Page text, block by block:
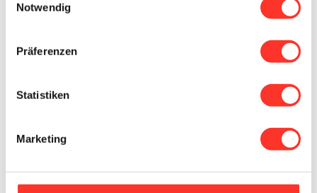
Notwendig
Präferenzen
Statistiken
Marketing
Beschäftigungsgrad
Zivilstand